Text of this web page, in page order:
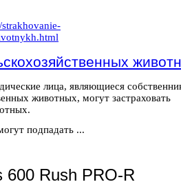
лица, являющиеся
животных, могут застраховать
подпадать ...
600 Rush PRO-R